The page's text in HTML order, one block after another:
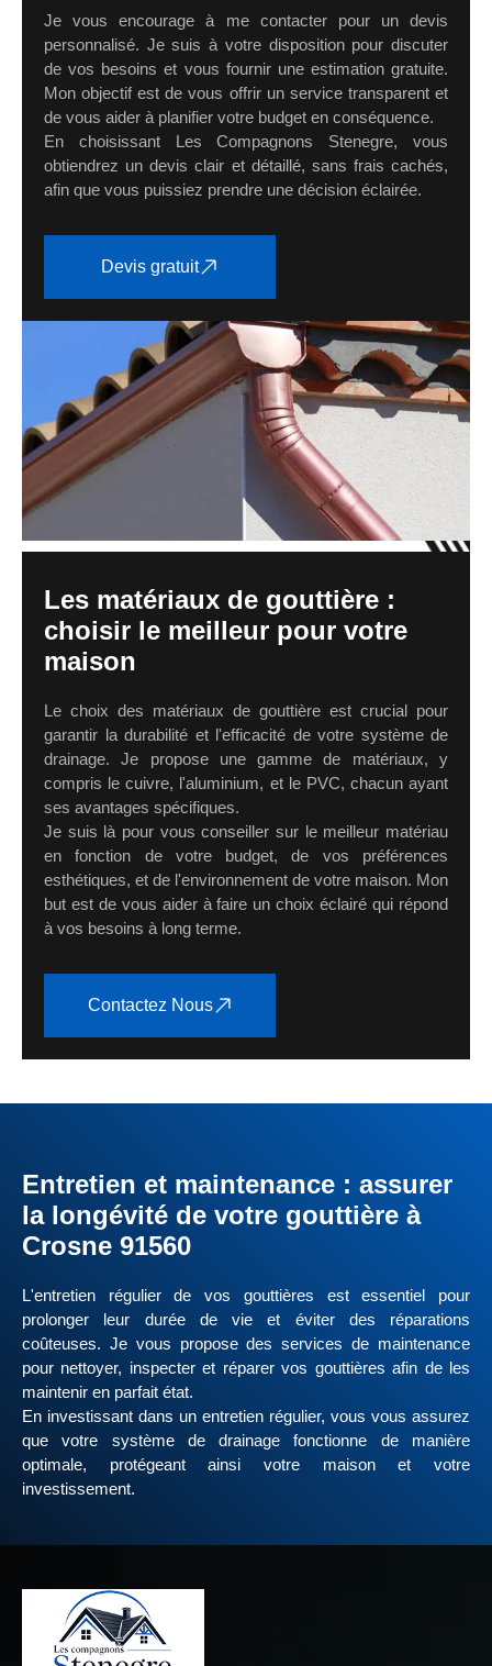
Je vous encourage à me contacter pour un devis
personnalisé. Je suis à votre disposition pour discuter
de vos besoins et vous fournir une estimation gratuite.
Mon objectif est de vous offrir un service transparent et
de vous aider à planifier votre budget en conséquence.
En choisissant Les Compagnons Stenegre, vous
obtiendrez un devis clair et détaillé, sans frais cachés,
afin que vous puissiez prendre une décision éclairée.
Devis gratuit
Les matériaux de gouttière :
choisir le meilleur pour votre
maison
Le choix des matériaux de gouttière est crucial pour
garantir la durabilité et l'efficacité de votre système de
drainage. Je propose une gamme de matériaux, y
compris le cuivre, l'aluminium, et le PVC, chacun ayant
ses avantages spécifiques.
Je suis là pour vous conseiller sur le meilleur matériau
en fonction de votre budget, de vos préférences
esthétiques, et de l'environnement de votre maison. Mon
but est de vous aider à faire un choix éclairé qui répond
à vos besoins à long terme.
Contactez Nous
Entretien et maintenance : assurer
la longévité de votre gouttière à
Crosne 91560
L'entretien régulier de vos gouttières est essentiel pour
prolonger leur durée de vie et éviter des réparations
coûteuses. Je vous propose des services de maintenance
pour nettoyer, inspecter et réparer vos gouttières afin de les
maintenir en parfait état.
En investissant dans un entretien régulier, vous vous assurez
que votre système de drainage fonctionne de manière
optimale, protégeant ainsi votre maison et votre
investissement.